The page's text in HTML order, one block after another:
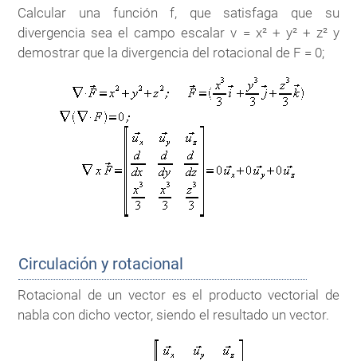
Calcular una función f, que satisfaga que su
divergencia sea el campo escalar v = x² + y² + z² y
demostrar que la divergencia del rotacional de F = 0;
Circulación y rotacional
Rotacional de un vector es el producto vectorial de
nabla con dicho vector, siendo el resultado un vector.